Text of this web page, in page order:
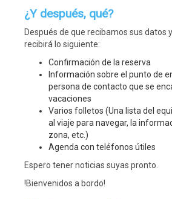
¿Y después, qué?
Después de que recibamos sus datos
recibirá lo siguiente:
Confirmación de la reserva
Información sobre el punto de
persona de contacto que se
vacaciones
Varios folletos (Una lista del
al viaje para navegar, la
zona, etc.)
Agenda con teléfonos útiles
Espero tener noticias suyas pronto.
!Bienvenidos a bordo!